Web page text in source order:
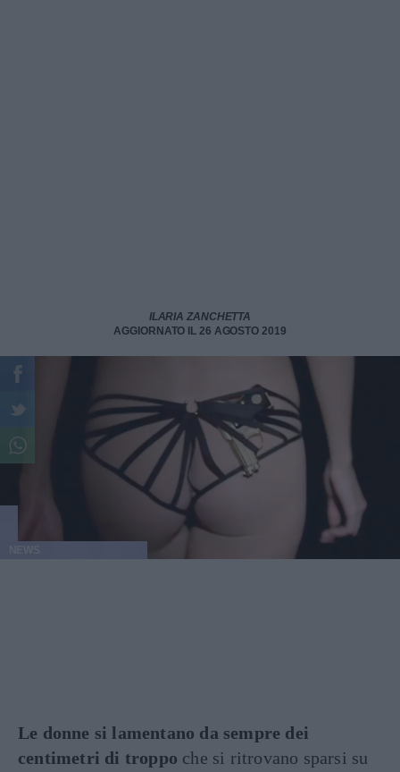
ILARIA ZANCHETTA
AGGIORNATO IL 26 AGOSTO 2019
Le donne si lamentano da sempre dei
centimetri di troppo che si ritrovano sparsi su